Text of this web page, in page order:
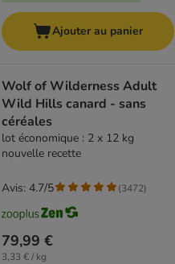
Ajouter au panier
Wolf of Wilderness Adult
Wild Hills canard - sans
céréales
lot économique : 2 x 12 kg
nouvelle recette
79,99 €
3,33 € / kg
Avis: 4.7/5 (3472)